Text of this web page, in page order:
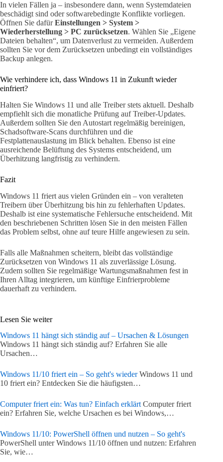
In vielen Fällen ja – insbesondere dann, wenn Systemdateien
beschädigt sind oder softwarebedingte Konflikte vorliegen.
Öffnen Sie dafürEinstellungen > System >
Wiederherstellung > PC zurücksetzen. Wählen Sie „Eigene
Dateien behalten“, um Datenverlust zu vermeiden. Außerdem
sollten Sie vor dem Zurücksetzen unbedingt ein vollständiges
Backup anlegen.
Wie verhindere ich, dass Windows 11 in Zukunft wieder
einfriert?
Halten Sie Windows 11 und alle Treiber stets aktuell. Deshalb
empfiehlt sich die monatliche Prüfung auf Treiber-Updates.
Außerdem sollten Sie den Autostart regelmäßig bereinigen,
Schadsoftware-Scans durchführen und die
Festplattenauslastung im Blick behalten. Ebenso ist eine
ausreichende Belüftung des Systems entscheidend, um
Überhitzung langfristig zu verhindern.
Fazit
Windows 11 friert aus vielen Gründen ein – von veralteten
Treibern über Überhitzung bis hin zu fehlerhaften Updates.
Deshalb ist eine systematische Fehlersuche entscheidend. Mit
den beschriebenen Schritten lösen Sie in den meisten Fällen
das Problem selbst, ohne auf teure Hilfe angewiesen zu sein.
Falls alle Maßnahmen scheitern, bleibt das vollständige
Zurücksetzen von Windows 11 als zuverlässige Lösung.
Zudem sollten Sie regelmäßige Wartungsmaßnahmen fest in
Ihren Alltag integrieren, um künftige Einfrierprobleme
dauerhaft zu verhindern.
Lesen Sie weiter
Windows 11 hängt sich ständig auf – Ursachen & Lösungen
Windows 11 hängt sich ständig auf? Erfahren Sie alle
Ursachen…
Windows 11/10 friert ein – So geht's wiederWindows 11 und
10 friert ein? Entdecken Sie die häufigsten…
Computer friert ein: Was tun? Einfach erklärtComputer friert
ein? Erfahren Sie, welche Ursachen es bei Windows,…
Windows 11/10: PowerShell öffnen und nutzen – So geht's
PowerShell unter Windows 11/10 öffnen und nutzen: Erfahren
Sie, wie…